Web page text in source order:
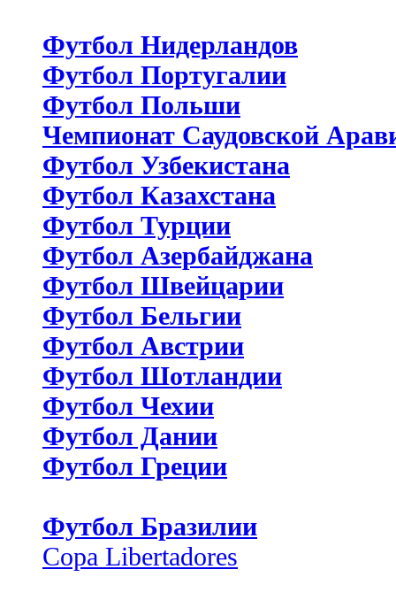
Футбол Нидерландов
Футбол Португалии
Футбол Польши
Чемпионат Саудовской
Футбол Узбекистана
Футбол Казахстана
Футбол Турции
Футбол Азербайджана
Футбол Швейцарии
Футбол Бельгии
Футбол Австрии
Футбол Шотландии
Футбол Чехии
Футбол Дании
Футбол Греции
Футбол Бразилии
Copa Libertadores